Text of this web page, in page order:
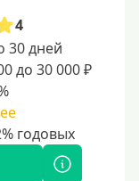
4
30 дней
до 30 000 ₽